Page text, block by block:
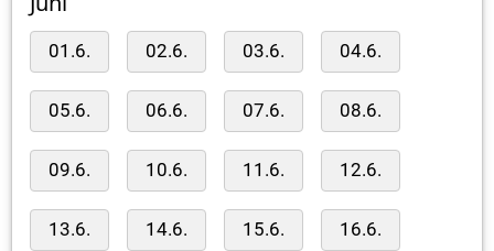
01.6. 02.6. 03.6. 04.6.
05.6. 06.6. 07.6. 08.6.
09.6. 10.6. 11.6. 12.6.
13.6. 14.6. 15.6. 16.6.